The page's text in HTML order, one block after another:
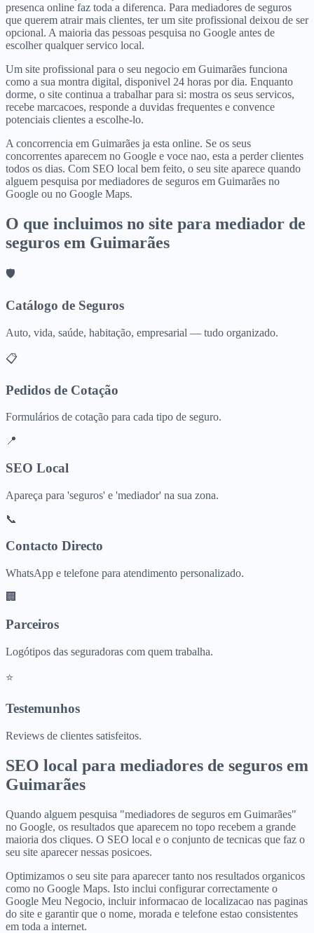
presenca online faz toda a diferenca. Para mediadores de seguros
que querem atrair mais clientes, ter um site profissional deixou de ser
opcional. A maioria das pessoas pesquisa no Google antes de
escolher qualquer servico local.
Um site profissional para o seu negocio em Guimarães funciona
como a sua montra digital, disponivel 24 horas por dia. Enquanto
dorme, o site continua a trabalhar para si: mostra os seus servicos,
recebe marcacoes, responde a duvidas frequentes e convence
potenciais clientes a escolhe-lo.
A concorrencia em Guimarães ja esta online. Se os seus
concorrentes aparecem no Google e voce nao, esta a perder clientes
todos os dias. Com SEO local bem feito, o seu site aparece quando
alguem pesquisa por mediadores de seguros em Guimarães no
Google ou no Google Maps.
O que incluimos no site para mediador de
seguros em Guimarães
🛡️
Catálogo de Seguros
Auto, vida, saúde, habitação, empresarial — tudo organizado.
📋
Pedidos de Cotação
Formulários de cotação para cada tipo de seguro.
📍
SEO Local
Apareça para 'seguros' e 'mediador' na sua zona.
📞
Contacto Directo
WhatsApp e telefone para atendimento personalizado.
🏢
Parceiros
Logótipos das seguradoras com quem trabalha.
⭐
Testemunhos
Reviews de clientes satisfeitos.
SEO local para mediadores de seguros em
Guimarães
Quando alguem pesquisa "mediadores de seguros em Guimarães"
no Google, os resultados que aparecem no topo recebem a grande
maioria dos cliques. O SEO local e o conjunto de tecnicas que faz o
seu site aparecer nessas posicoes.
Optimizamos o seu site para aparecer tanto nos resultados organicos
como no Google Maps. Isto inclui configurar correctamente o
Google Meu Negocio, incluir informacao de localizacao nas paginas
do site e garantir que o nome, morada e telefone estao consistentes
em toda a internet.